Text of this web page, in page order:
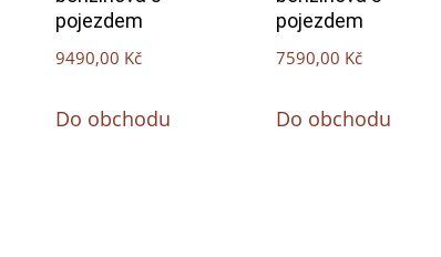
pojezdem
9490,00 Kč
Do obchodu
pojezdem
7590,00 Kč
Do obchodu